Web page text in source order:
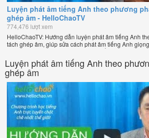
Luyện phát âm tiếng Anh theo phương
ghép âm - HelloChaoTV
774,476 lượt xem
HelloChaoTV: Hướng dẫn luyện phát âm tiếng Anh
tách ghép âm, giúp sửa cách phát âm tiếng Anh
nhanh chóng của thầy Phạm Việt Thắng, đồng sáng
Chương trình dạy tiếng Anh trực tuyến chặt chẽ nhất
Luyện phát âm tiếng Anh theo
ghép âm